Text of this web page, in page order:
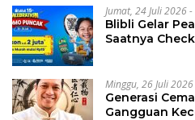
Jumat, 24 Juli 2026
Blibli Gelar
Saatnya
Minggu, 26 Juli
Generasi
Gangguan